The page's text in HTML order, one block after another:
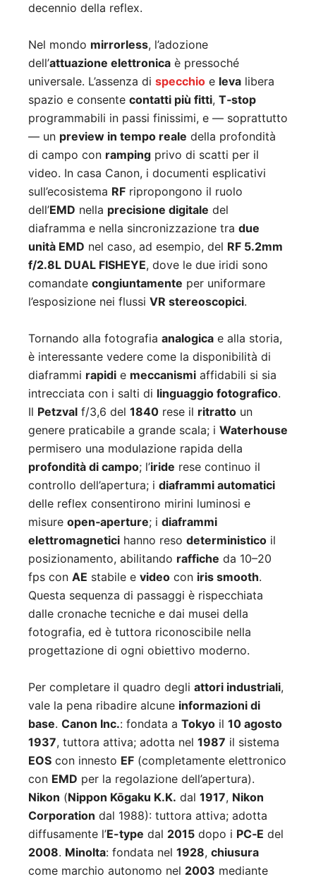
decennio della reflex.
Nel mondo mirrorless, l’adozione
dell’attuazione elettronica è pressoché
universale. L’assenza di specchio e leva libera
spazio e consente contatti più fitti, T‑stop
programmabili in passi finissimi, e — soprattutto
— un preview in tempo reale della profondità
di campo con ramping privo di scatti per il
video. In casa Canon, i documenti esplicativi
sull’ecosistema RF ripropongono il ruolo
dell’EMD nella precisione digitale del
diaframma e nella sincronizzazione tra due
unità EMD nel caso, ad esempio, del RF 5.2mm
f/2.8L DUAL FISHEYE, dove le due iridi sono
comandate congiuntamente per uniformare
l’esposizione nei flussi VR stereoscopici.
Tornando alla fotografia analogica e alla storia,
è interessante vedere come la disponibilità di
diaframmi rapidi e meccanismi affidabili si sia
intrecciata con i salti di linguaggio fotografico.
Il Petzval f/3,6 del 1840 rese il ritratto un
genere praticabile a grande scala; i Waterhouse
permisero una modulazione rapida della
profondità di campo; l’iride rese continuo il
controllo dell’apertura; i diaframmi automatici
delle reflex consentirono mirini luminosi e
misure open‑aperture; i diaframmi
elettromagnetici hanno reso deterministico il
posizionamento, abilitando raffiche da 10–20
fps con AE stabile e video con iris smooth.
Questa sequenza di passaggi è rispecchiata
dalle cronache tecniche e dai musei della
fotografia, ed è tuttora riconoscibile nella
progettazione di ogni obiettivo moderno.
Per completare il quadro degli attori industriali,
vale la pena ribadire alcune informazioni di
base. Canon Inc.: fondata a Tokyo il 10 agosto
1937, tuttora attiva; adotta nel 1987 il sistema
EOS con innesto EF (completamente elettronico
con EMD per la regolazione dell’apertura).
Nikon (Nippon Kōgaku K.K. dal 1917, Nikon
Corporation dal 1988): tuttora attiva; adotta
diffusamente l’E-type dal 2015 dopo i PC‑E del
2008. Minolta: fondata nel 1928, chiusura
come marchio autonomo nel 2003 mediante